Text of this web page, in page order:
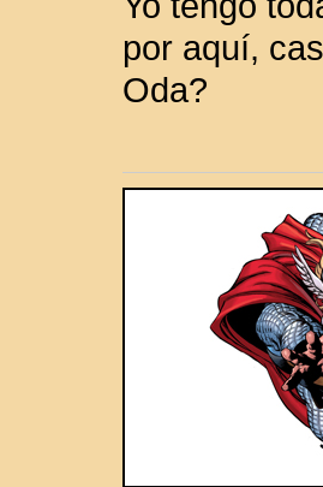
por aquí,
Oda?